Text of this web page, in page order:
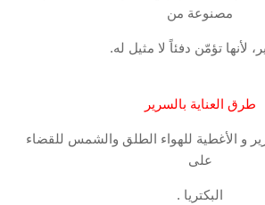
مصنوعة من
لأنها تؤمّن دفئاً لا مثيل له.
طرق العناية بالسرير
و الأغطية للهواء الطلق والشمس للقضاء
على
البكتريا .